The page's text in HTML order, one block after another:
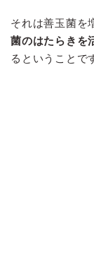
それは善玉菌を
菌のはたらきを
るということで